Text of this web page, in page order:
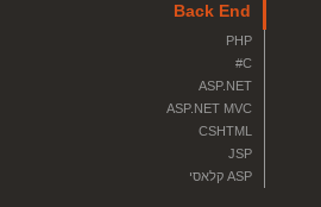
Back End
PHP
C#
ASP.NET
ASP.NET MVC
CSHTML
JSP
ASP קלאסי